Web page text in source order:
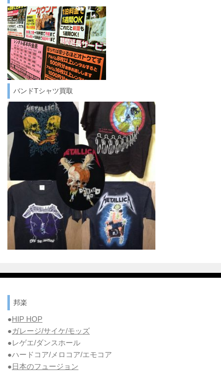
バンドTシャツ買取
邦楽
●HIP HOP
●ガレージ/サイケ/モッズ
●レゲエ/ダンスホール
●ハードコア/メロコア/エモコア
●日本のフュージョン